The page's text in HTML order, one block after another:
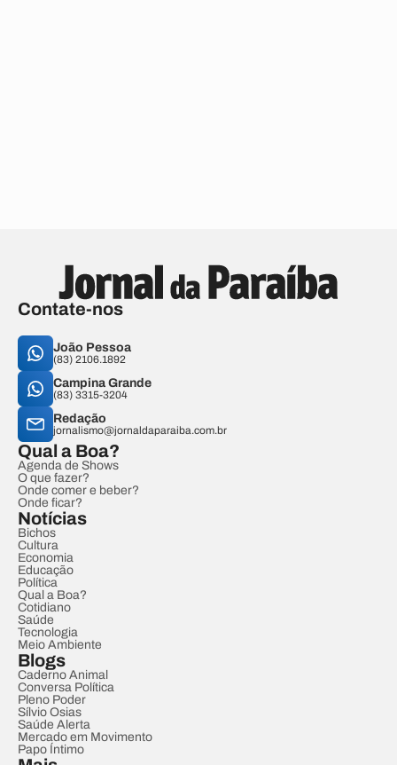
Contate-nos
João Pessoa
(83) 2106.1892
Campina Grande
(83) 3315-3204
Redação
jornalismo@jornaldaparaiba.com.br
Qual a Boa?
Agenda de Shows
O que fazer?
Onde comer e beber?
Onde ficar?
Notícias
Bichos
Cultura
Economia
Educação
Política
Qual a Boa?
Cotidiano
Saúde
Tecnologia
Meio Ambiente
Blogs
Caderno Animal
Conversa Política
Pleno Poder
Sílvio Osias
Saúde Alerta
Mercado em Movimento
Papo Íntimo